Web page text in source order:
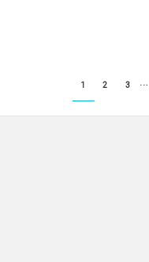
PAGE
1 PAGE
2 PAGE
3 …